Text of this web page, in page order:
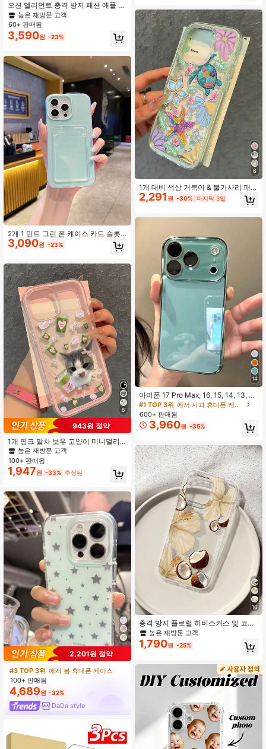
오션 엘리먼트 충격 방지 패션 애플 1
개 질감 투명 글리터 불가사리 & 조개
2-in-1 폰 프리미엄 케이스 아이폰 11
12 13 14 15 프로 맥스 방수 낙하 방지
스크래치 방지 생일 선물 파티 호환
높은 재방문 고객
60+ 판매됨
3,590원 -23%
2개 1 민트 그린 폰 케이스 카드 슬롯
충격 방지 투명 부드러운 유연한 TPU
아이폰 16 15 14 13 12 11 프로 맥스
품
3,090원 -23%
6
943원 절약
1개 핑크 말차 보우 고양이 미니멀리
스트 충격 방지 TPU 폰 케이스, Apple
17, 16, 15, 14, 13, 12, 11 Pro Max, Air
및 시리즈와 호환
높은 재방문 고객
100+ 판매됨
1,947원 -33% 추정된
2,201원 절약
#3 TOP 3위 에서 봄 휴대폰 케이스
100+ 판매됨
4,689원 -32%
DaDa style
8
1개 대비 색상 거북이 & 불가사리 패턴
휴대폰 케이스 17/17Pro/17ProMax, 1
6/16Pro/16ProMax, 15/15Pro/15Pro
o/13ProMax, 12, 11 호환, 해안 스타
2,291 원 -30% 마지막 3일
14
아이폰 17 Pro Max, 16, 15, 14, 13, 1
2, 11 Pro Max 호환 럭셔리 글로시 글
래스 폰 케이스, 렌즈 보호, 미니멀리
스트 솔리드 컬러, 귀엽고 우아한 폰
케이스 아이폰 17 Pro Max, 16 Pro M
13 Pro Max 호환
#1 TOP 3위
에서 사과 휴대폰 케이스
600+ 판매됨
3,960원 -35%
10
충격 방지 플로럴 히비스커스 및 코코
넛 패턴 투명 휴대폰 케이스 17/17pro/
17pro Max/17promax/17Air/16/16Pr
o/16plus/16promax/15/15pro/15 Plu
plus/13/13pro/13promax/12/12pro/1
2promax/11 호환, 심미적
높은 재방문 고객
1,790원 -25%